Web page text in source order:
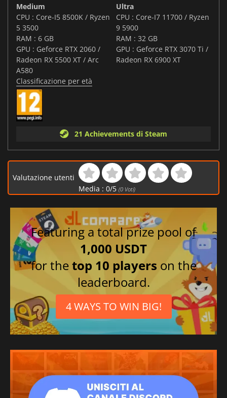
Medium
CPU : Core-I5 8500K / Ryzen
5 3500
RAM : 6 GB
GPU : Geforce RTX 2060 /
Radeon RX 5500 XT / Arc
A580
Ultra
CPU : Core-I7 11700 / Ryzen
9 5900
RAM : 32 GB
GPU : Geforce RTX 3070 Ti /
Radeon RX 6900 XT
Classificazione per età
21 Achievements di Steam
Valutazione utenti
Media : 0/5 (0Voti)
Featuring a total prize pool of
1,000 USDT
for thetop 10 players on the
leaderboard.
4 WAYS TO WIN BIG!